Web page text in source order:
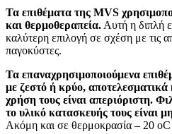
Τα επιθέματα της MVS
και θερμοθεραπεία.Αυτή η διπλή
καλύτερη επιλογή σε σχέση με τις
παγοκύστες.
Τα επαναχρησιμοποιούμενα
με ζεστό ή κρύο,
χρήση τους είναι απεριόριστη.
το υλικό κατασκευής τους είναι
Ακόμη και σε θερμοκρασία – 20